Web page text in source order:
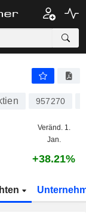
957270
Veränd. 1.
Jan.
+38.21%